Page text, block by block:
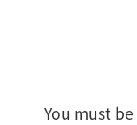
You must be